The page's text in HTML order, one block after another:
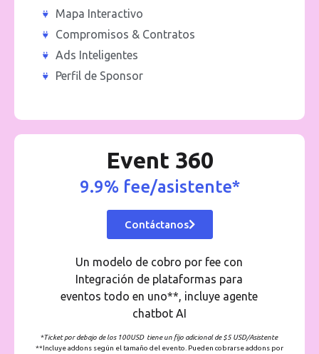
Mapa Interactivo
Compromisos & Contratos
Ads Inteligentes
Perfil de Sponsor
Event 360
9.9% fee/asistente*
Contáctanos
Un modelo de cobro por fee con
Integración de plataformas para
eventos todo en uno**, incluye agente
chatbot AI
*Ticket por debajo de los 100USD tiene un fijo adicional de $5 USD/Asistente
**Incluye addons según el tamaño del evento. Pueden cobrarse addons por